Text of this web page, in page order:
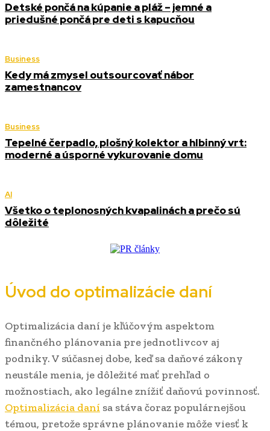
Detské pončá na kúpanie a pláž – jemné a
priedušné pončá pre deti s kapucňou
Business
Kedy má zmysel outsourcovať nábor
zamestnancov
Business
Tepelné čerpadlo, plošný kolektor a hlbinný vrt:
moderné a úsporné vykurovanie domu
AI
Všetko o teplonosných kvapalinách a prečo sú
dôležité
Úvod do optimalizácie daní
Optimalizácia daní je kľúčovým aspektom
finančného plánovania pre jednotlivcov aj
podniky. V súčasnej dobe, keď sa daňové zákony
neustále menia, je dôležité mať prehľad o
možnostiach, ako legálne znížiť daňovú povinnosť.
Optimalizácia daní sa stáva čoraz populárnejšou
témou, pretože správne plánovanie môže viesť k